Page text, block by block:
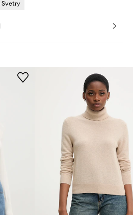
Svetry